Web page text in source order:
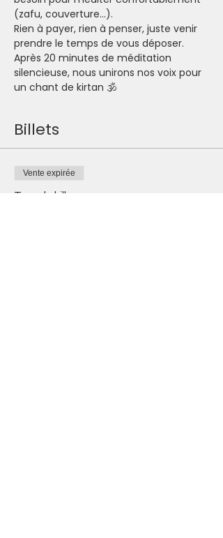
(zafu, couverture...).
Rien à payer, rien à penser, juste venir
prendre le temps de vous déposer.
Après 20 minutes de méditation
silencieuse, nous unirons nos voix pour
un chant de kirtan 🕉
Billets
Vente expirée
Type de billet